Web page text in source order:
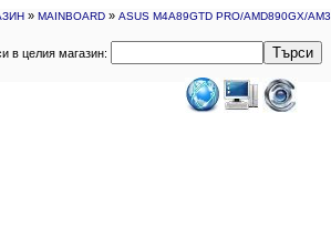
» MAINBOARD » ASUS M4A89GTD PRO/AMD890GX/AM3
в целия магазин: Търси